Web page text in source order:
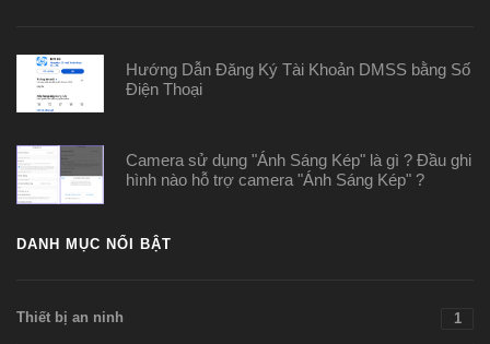
Hướng Dẫn Đăng Ký Tài Khoản DMSS bằng Số
Điện Thoại
Camera sử dụng "Ánh Sáng Kép" là gì ? Đầu ghi
hình nào hỗ trợ camera "Ánh Sáng Kép" ?
DANH MỤC NỔI BẬT
Thiết bị an ninh 1